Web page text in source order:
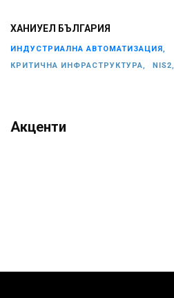
ХАНИУЕЛ БЪЛГАРИЯ
ИНДУСТРИАЛНА АВТОМАТИЗАЦИЯ,
КРИТИЧНА ИНФРАСТРУКТУРА,
NIS2,
Акценти